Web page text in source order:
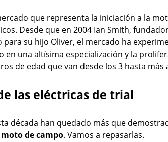
que representa la iniciación a la
Desde que en 2004 Ian Smith,
su hijo Oliver, el mercado ha
en una altísima especialización y la
de edad que van desde los 3 hasta más
las eléctricas de trial
década han quedado más que
de campo. Vamos a repasarlas.